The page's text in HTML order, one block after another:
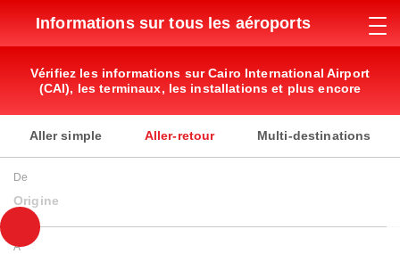
Informations sur tous les aéroports
Vérifiez les informations sur Cairo International Airport
(CAI), les terminaux, les installations et plus encore
Aller simple Aller-retour Multi-destinations
De
Origine
À